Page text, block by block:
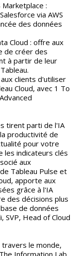
Marketplace :
via AWS
des données
Cloud : offre aux
de créer des
à partir de leur
clients d'utiliser
Cloud, avec 1 To
tirent parti de l'IA
productivité de
pour votre
indicateurs clés
aux
Tableau Pulse et
apporte aux
grâce à l'IA
des décisions plus
de données
SVP, Head of Cloud
le monde,
Information Lab,